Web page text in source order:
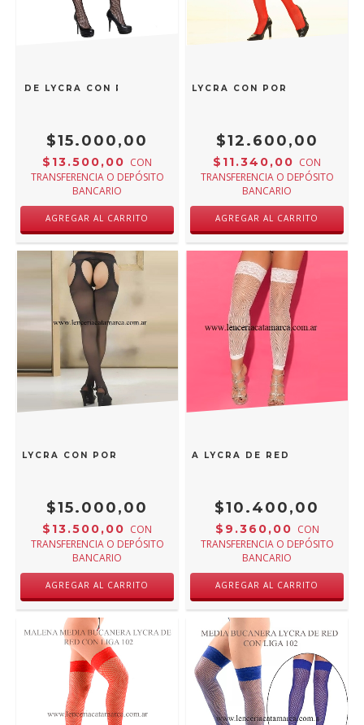
DE LYCRA CON PORTALIGA INCLUIDO 402N
$15.000,00
$13.500,00 CON
TRANSFERENCIA O DEPÓSITO
BANCARIO
AGREGAR AL CARRITO
MALENA MEDIA PANTY LYCRA CON PORTALIGA
$12.600,00
$11.340,00 CON
TRANSFERENCIA O DEPÓSITO
BANCARIO
AGREGAR AL CARRITO
LYCRA CON PORTALIGA INCLUIDO 401N
$15.000,00
$13.500,00 CON
TRANSFERENCIA O DEPÓSITO
BANCARIO
AGREGAR AL CARRITO
MALENA MEDIA BUCANERA LYCRA DE RED SIN PIE
$10.400,00
$9.360,00 CON
TRANSFERENCIA O DEPÓSITO
BANCARIO
AGREGAR AL CARRITO